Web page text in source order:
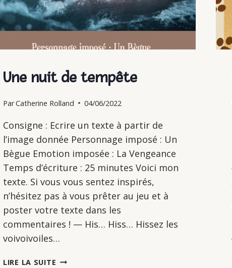
Une nuit de tempête
ParCatherine Rolland 04/06/2022
Consigne : Ecrire un texte à partir de
l’image donnée Personnage imposé : Un
Bègue Emotion imposée : La Vengeance
Temps d’écriture : 25 minutes Voici mon
texte. Si vous vous sentez inspirés,
n’hésitez pas à vous prêter au jeu et à
poster votre texte dans les
commentaires ! — His… Hiss… Hissez les
voivoivoiles…
LIRE LA SUITE UNE